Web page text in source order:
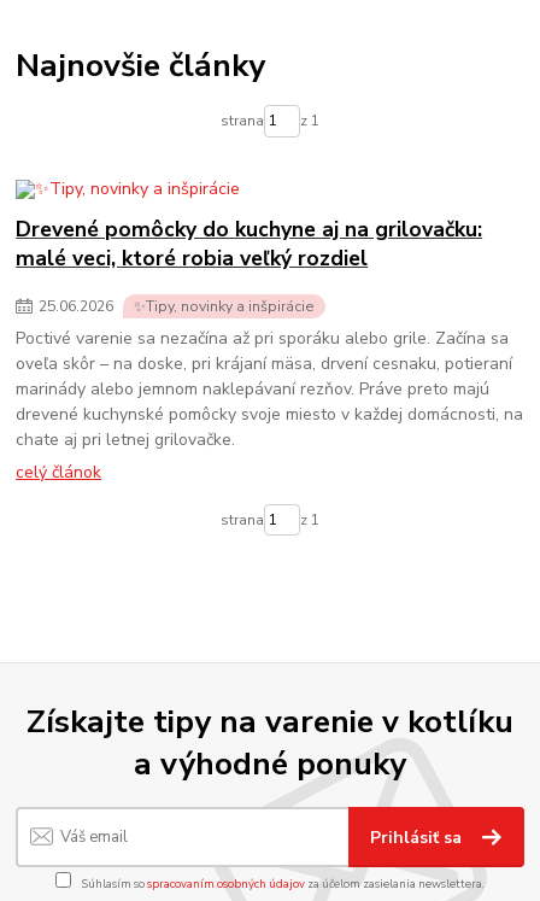
Najnovšie články
strana z 1
Drevené pomôcky do kuchyne aj na grilovačku:
malé veci, ktoré robia veľký rozdiel
25.06.2026 ✨Tipy, novinky a inšpirácie
Poctivé varenie sa nezačína až pri sporáku alebo grile. Začína sa
oveľa skôr – na doske, pri krájaní mäsa, drvení cesnaku, potieraní
marinády alebo jemnom naklepávaní rezňov. Práve preto majú
drevené kuchynské pomôcky svoje miesto v každej domácnosti, na
chate aj pri letnej grilovačke.
celý článok
strana z 1
Získajte tipy na varenie v kotlíku
a výhodné ponuky
Prihlásiť sa
Súhlasím sospracovaním osobných údajov za účelom zasielania newslettera.